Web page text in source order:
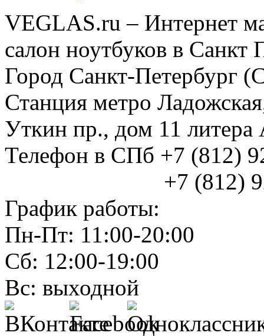
VEGLAS.ru – Интернет
салон ноутбуков в Санкт
Город Санкт-Петербург
Станция метро
Уткин пр., дом 11
Телефон в СПб +7 (812)
+7 (812)
График работы:
Пн-Пт: 11:00-20:00
Сб: 12:00-19:00
Вс: выходной